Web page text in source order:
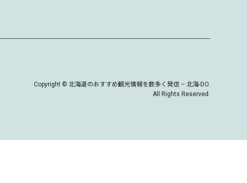
Copyright © 北海道のおすすめ観光情報を数多く発信 – 北海-DO.
All Rights Reserved.